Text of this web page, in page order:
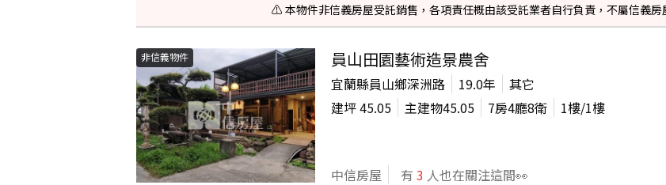
⚠️ 本物件非信義房屋受託銷售，各項責任概由該受託業者自行負責，不屬信義房
非信義物件 員山田園藝術造景農舍
宜蘭縣員山鄉深洲路 19.0年
其它
建坪45.05 主建物45.05 7房4廳8衛 1樓/1樓
中信房屋 有 3 人也在關注這間👀